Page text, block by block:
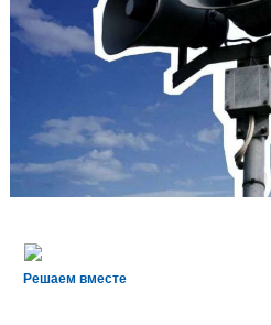
Решаем вместе